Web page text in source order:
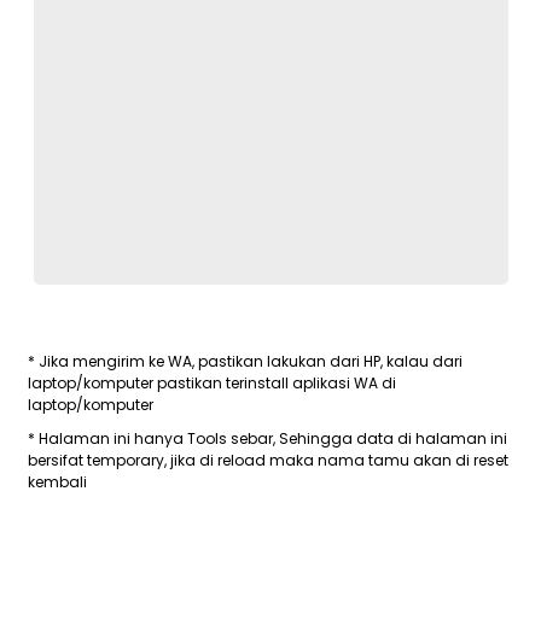
* Jika mengirim ke WA, pastikan lakukan dari HP, kalau dari
laptop/komputer pastikan terinstall aplikasi WA di
laptop/komputer
* Halaman ini hanya Tools sebar, Sehingga data di halaman ini
bersifat temporary, jika di reload maka nama tamu akan di reset
kembali